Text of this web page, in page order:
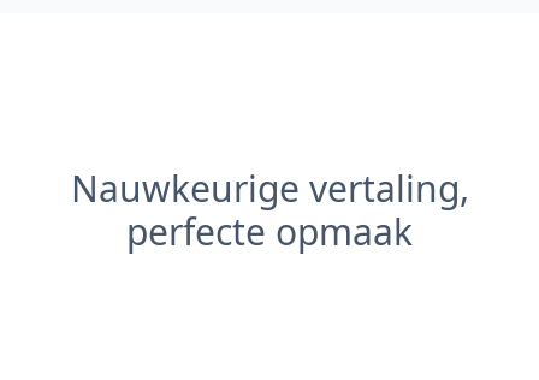
Nauwkeurige vertaling,
perfecte opmaak